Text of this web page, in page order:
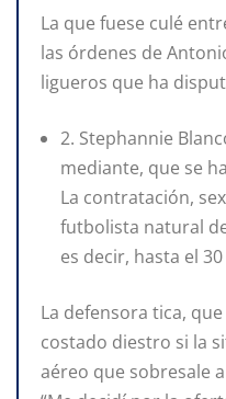
La que fuese culé
las órdenes de
ligueros que ha
2. Stephannie
mediante, que se
La contratación,
futbolista natural
es decir, hasta el
La defensora tica,
costado diestro si la
aéreo que sobresale